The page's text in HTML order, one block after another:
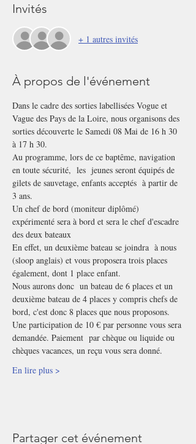
Invités
+ 1 autres invités
À propos de l'événement
Dans le cadre des sorties labellisées Vogue et
Vague des Pays de la Loire, nous organisons des
sorties découverte le Samedi 08 Mai de 16 h 30
à 17 h 30.
Au programme, lors de ce baptême, navigation
en toute sécurité,  les  jeunes seront équipés de
gilets de sauvetage, enfants acceptés  à partir de
3 ans.
Un chef de bord (moniteur diplômé)
expérimenté sera à bord et sera le chef d'escadre
des deux bateaux
En effet, un deuxième bateau se joindra  à nous
(sloop anglais) et vous proposera trois places
également, dont 1 place enfant.
Nous aurons donc  un bateau de 6 places et un
deuxième bateau de 4 places y compris chefs de
bord, c'est donc 8 places que nous proposons.
Une participation de 10 € par personne vous sera
demandée. Paiement  par chèque ou liquide ou
chèques vacances, un reçu vous sera donné.
En lire plus >
Partager cet événement